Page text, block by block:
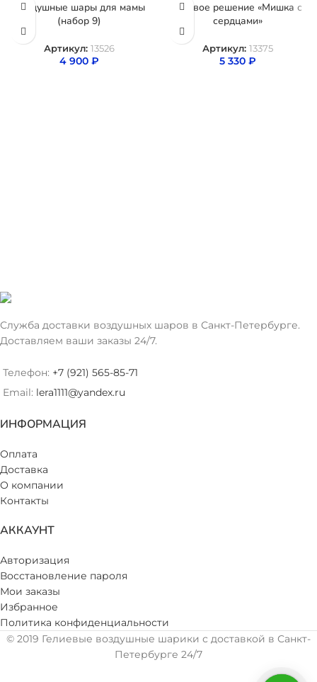
Воздушные шары для мамы
(набор 9)
Артикул: 13526
4 900 ₽
Готовое решение «Мишка с
сердцами»
Артикул: 13375
5 330 ₽
Служба доставки воздушных шаров в Санкт-Петербурге.
Доставляем ваши заказы 24/7.
Телефон: +7 (921) 565-85-71
Email: lera1111@yandex.ru
ИНФОРМАЦИЯ
Оплата
Доставка
О компании
Контакты
АККАУНТ
Авторизация
Восстановление пароля
Мои заказы
Избранное
Политика конфиденциальности
© 2019 Гелиевые воздушные шарики с доставкой в Санкт-
Петербурге 24/7